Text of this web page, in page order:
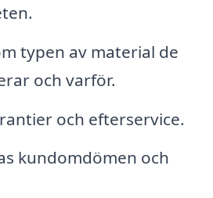
typen av material de
och varför.
och efterservice.
kundomdömen och